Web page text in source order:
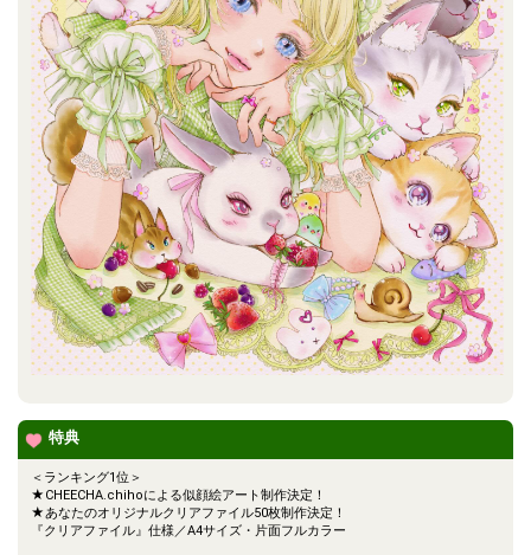
特典
＜ランキング1位＞
★CHEECHA.chihoによる似顔絵アート制作決定！
★あなたのオリジナルクリアファイル50枚制作決定！
『クリアファイル』仕様／A4サイズ・片面フルカラー